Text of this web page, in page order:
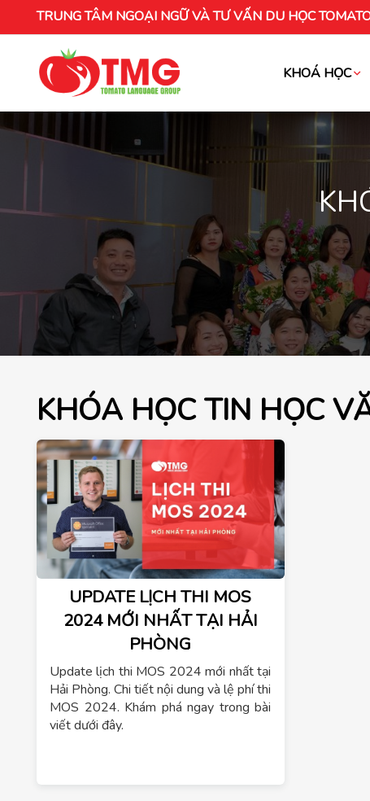
TRUNG TÂM NGOẠI NGỮ VÀ TƯ VẤN DU HỌC
KHOÁ HỌC
KHÓA HỌC TIN HỌC
UPDATE LỊCH THI MOS
2024 MỚI NHẤT TẠI HẢI
PHÒNG
Update lịch thi MOS 2024 mới nhất tại
Hải Phòng. Chi tiết nội dung và lệ phí thi
MOS 2024. Khám phá ngay trong bài
viết dưới đây.